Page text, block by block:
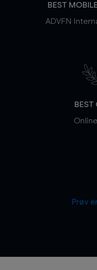
BEST
ADVFN
BEST
Prøv